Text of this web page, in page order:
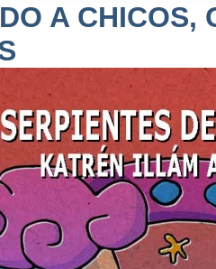
A CHICOS,